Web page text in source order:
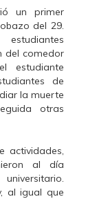
un primer
del 29.
del comedor
estudiante
de
la muerte
otras
actividades,
al día
al igual que